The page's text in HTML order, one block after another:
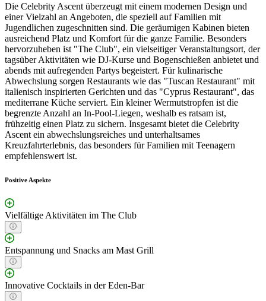
Die Celebrity Ascent überzeugt mit einem modernen Design und
einer Vielzahl an Angeboten, die speziell auf Familien mit
Jugendlichen zugeschnitten sind. Die geräumigen Kabinen bieten
ausreichend Platz und Komfort für die ganze Familie. Besonders
hervorzuheben ist "The Club", ein vielseitiger Veranstaltungsort, der
tagsüber Aktivitäten wie DJ-Kurse und Bogenschießen anbietet und
abends mit aufregenden Partys begeistert. Für kulinarische
Abwechslung sorgen Restaurants wie das "Tuscan Restaurant" mit
italienisch inspirierten Gerichten und das "Cyprus Restaurant", das
mediterrane Küche serviert. Ein kleiner Wermutstropfen ist die
begrenzte Anzahl an In-Pool-Liegen, weshalb es ratsam ist,
frühzeitig einen Platz zu sichern. Insgesamt bietet die Celebrity
Ascent ein abwechslungsreiches und unterhaltsames
Kreuzfahrterlebnis, das besonders für Familien mit Teenagern
empfehlenswert ist.
Positive Aspekte
Vielfältige Aktivitäten im The Club
Entspannung und Snacks am Mast Grill
Innovative Cocktails in der Eden-Bar